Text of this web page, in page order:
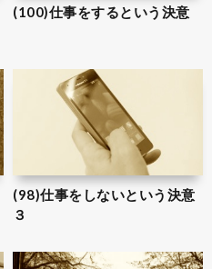
(100)仕事をするという決意
(98)仕事をしないという決意
３